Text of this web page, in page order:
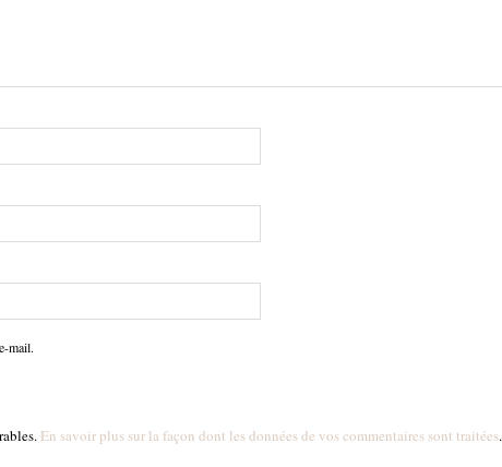
mail.
En savoir plus sur la façon dont les données de vos commentaires sont traitées.